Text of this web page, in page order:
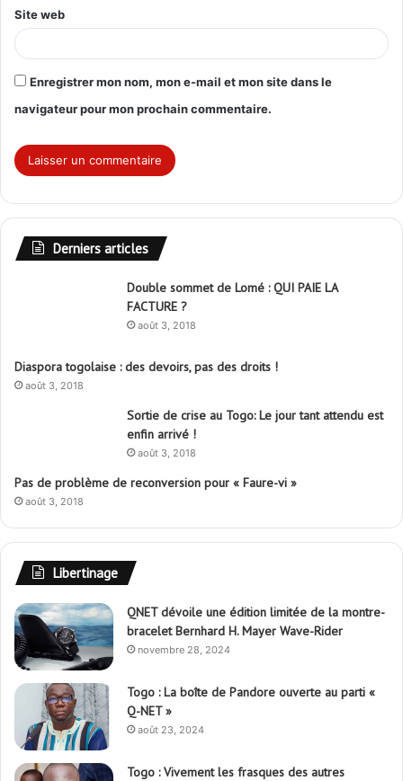
Site web
Enregistrer mon nom, mon e-mail et mon site dans le
navigateur pour mon prochain commentaire.
Derniers articles
Double sommet de Lomé : QUI PAIE LA
FACTURE ?
août 3, 2018
Diaspora togolaise : des devoirs, pas des droits !
août 3, 2018
Sortie de crise au Togo: Le jour tant attendu est
enfin arrivé !
août 3, 2018
Pas de problème de reconversion pour « Faure-vi »
août 3, 2018
Libertinage
QNET dévoile une édition limitée de la montre-
bracelet Bernhard H. Mayer Wave-Rider
novembre 28, 2024
Togo : La boîte de Pandore ouverte au parti «
Q-NET »
août 23, 2024
Togo : Vivement les frasques des autres